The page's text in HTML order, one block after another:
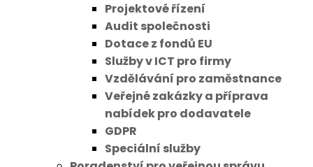
Projektové řízení
Audit společnosti
Dotace z fondů EU
Služby v ICT pro firmy
Vzdělávání pro zaměstnance
Veřejné zakázky a příprava
nabídek pro dodavatele
GDPR
Speciální služby